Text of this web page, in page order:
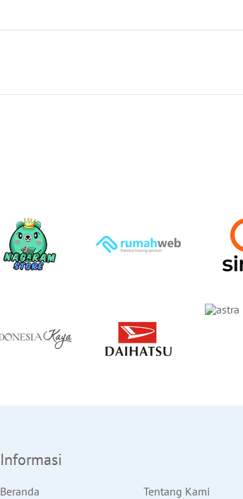
Informasi
Beranda
Tentang Kami